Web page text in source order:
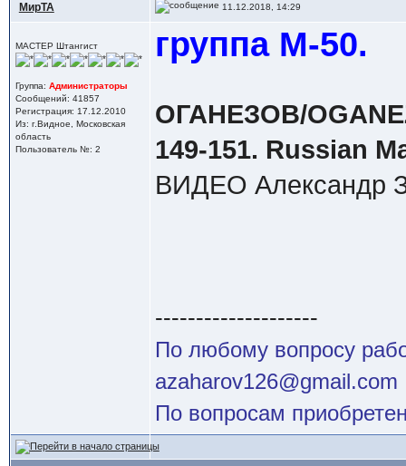
МирТА 11.12.2018, 14:29
МАСТЕР Штангист
Группа: Администраторы
Сообщений: 41857
Регистрация: 17.12.2010
Из: г.Видное, Московская
область
Пользователь №: 2
группа М-50.
ОГАНЕЗОВ/
149-151. Russian
ВИДЕО Александр
--------------------
По любому вопросу
azaharov126@gmail.com
По вопросам